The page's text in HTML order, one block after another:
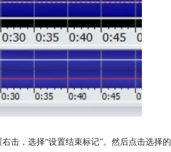
击，选择“设置结束标记”。然后点击选择